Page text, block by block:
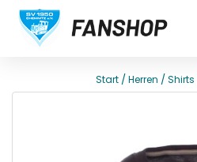
Start/Herren /Shirts